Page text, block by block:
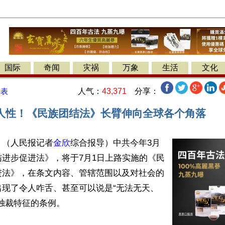
国际 奇闻 灾祸 万象 生活 文化
人气： 43,371 分享：
性！《民族团结法》长臂伸向全球各个角落
人民报记者金欣综合报导）中共今年3月
步促进法》，将于7月1日上路实施的《民
》，在条文内容、管辖范围以及对社会的
了令人咋舌、甚至可以说是“无法无天、
裁特征的条例。